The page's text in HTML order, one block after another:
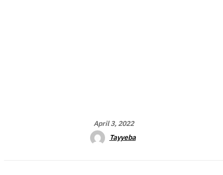
April 3, 2022
Tayyeba